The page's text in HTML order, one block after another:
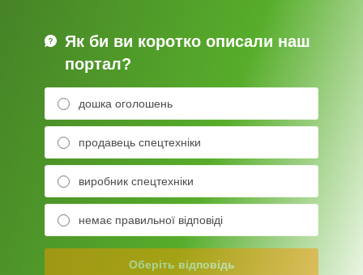
Як би ви коротко описали наш
портал?
дошка оголошень
продавець спецтехніки
виробник спецтехніки
немає правильної відповіді
Оберіть відповідь